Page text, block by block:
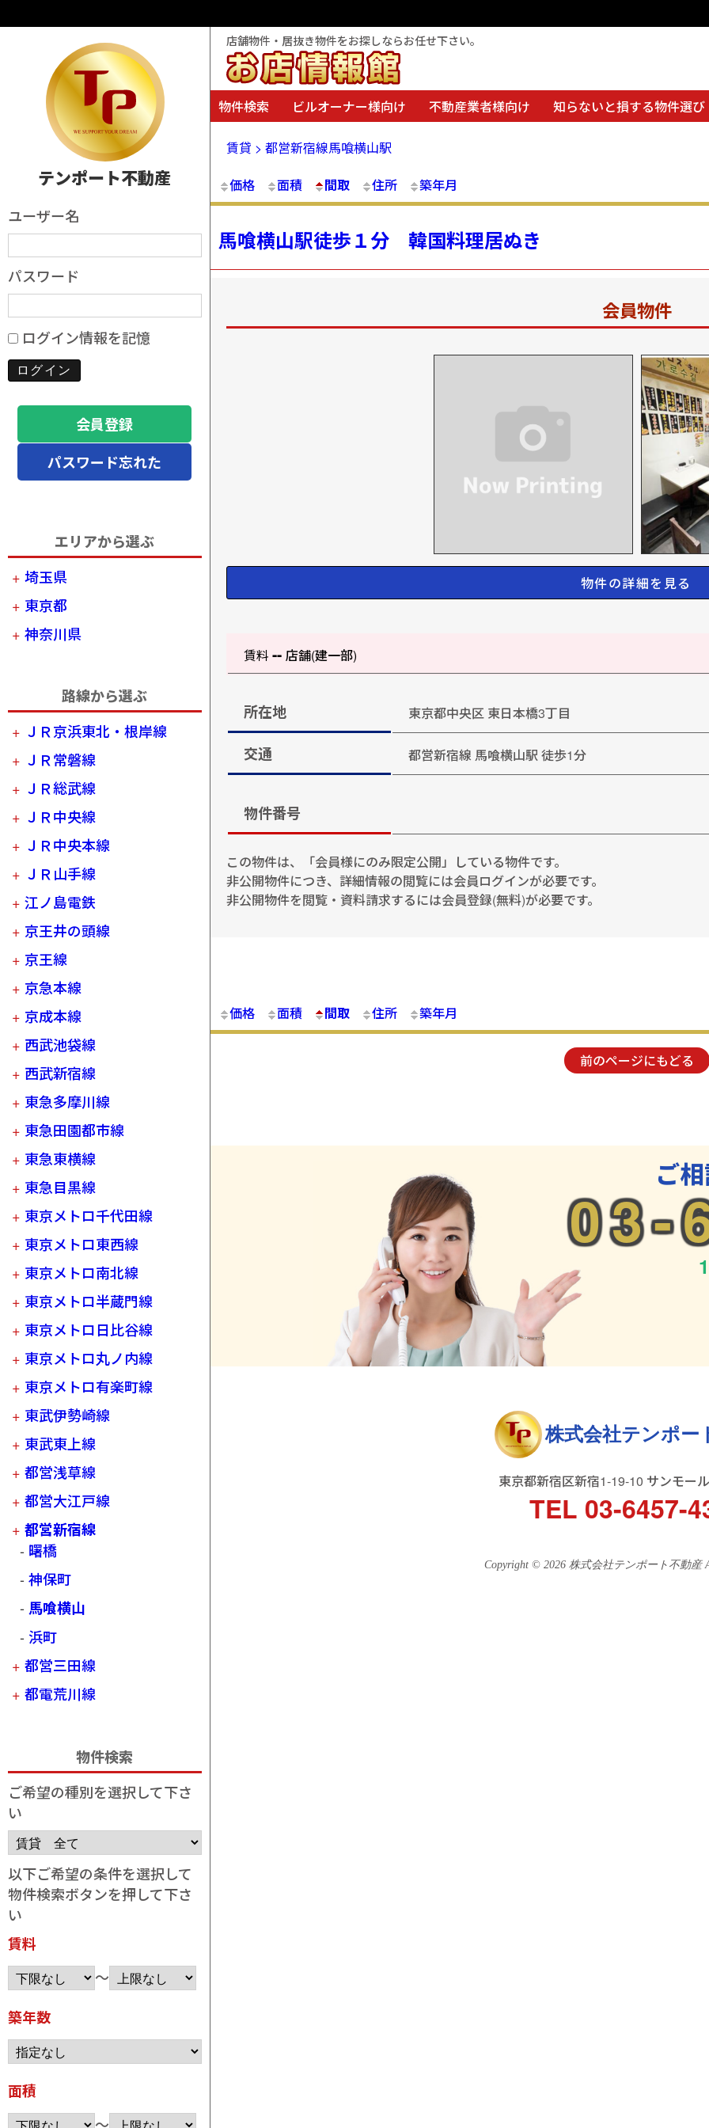
テンポート不動産
ユーザー名
パスワード
ログイン情報を記憶
会員登録
パスワード忘れた
エリアから選ぶ
埼玉県
東京都
神奈川県
路線から選ぶ
ＪＲ京浜東北・根岸線
ＪＲ常磐線
ＪＲ総武線
ＪＲ中央線
ＪＲ中央本線
ＪＲ山手線
江ノ島電鉄
京王井の頭線
京王線
京急本線
京成本線
西武池袋線
西武新宿線
東急多摩川線
東急田園都市線
東急東横線
東急目黒線
東京メトロ千代田線
東京メトロ東西線
東京メトロ南北線
東京メトロ半蔵門線
東京メトロ日比谷線
東京メトロ丸ノ内線
東京メトロ有楽町線
東武伊勢崎線
東武東上線
都営浅草線
都営大江戸線
都営新宿線
曙橋
神保町
馬喰横山
浜町
都営三田線
都電荒川線
物件検索
ご希望の種別を選択して下さ
い
以下ご希望の条件を選択して
物件検索ボタンを押して下さ
い
賃料
～
築年数
面積
～
店舗物件・居抜き物件をお探しならお任せ下さい。
物件検索 ビルオーナー様向け 不動産業者様向け 知らないと損する物件選び
賃貸 > 都営新宿線馬喰横山駅
価格 面積 間取 住所 築年月
馬喰横山駅徒歩１分 韓国料理居ぬき
会員物件
物件の詳細を見る
賃料 -- 店舗(建一部)
所在地 東京都中央区 東日本橋3丁目
交通 都営新宿線 馬喰横山駅 徒歩1分
物件番号
この物件は、「会員様にのみ限定公開」している物件です。
非公開物件につき、詳細情報の閲覧には会員ログインが必要です。
非公開物件を閲覧・資料請求するには会員登録(無料)が必要です。
価格 面積 間取 住所 築年月
前のページにもどる
ご
03-
株式会社テンポー
東京都新宿区新宿1-19-10 サンモー
TEL 03-6457-
Copyright © 2026 株式会社テンポート不動産